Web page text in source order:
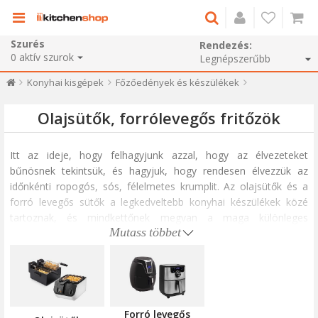
Szurés
0 aktív szurok
Rendezés:
Konyhai kisgépek Főzőedények és készülékek
Olajsütők, forrólevegős fritőzök
Itt az ideje, hogy felhagyjunk azzal, hogy az élvezeteket
bűnösnek tekintsük, és hagyjuk, hogy rendesen élvezzük az
időnkénti ropogós, sós, félelmetes krumplit. Az olajsütők és a
forró levegős sütők a legkedveltebb konyhai készülékek közé
tartoznak, és mindkettőnek megvan a maga különleges
Mindkét típusú professzionális olajsütő finom módot kínál a
ropogós és étvágygerjesztő ételek elkészítésére, de
mindegyiknek egyedi a sütése. Kipróbálhat új recepteket, vagy
inkább a klasszikus ételeket szeretné tökéletesíteni.
Mutass többet
Forró levegős